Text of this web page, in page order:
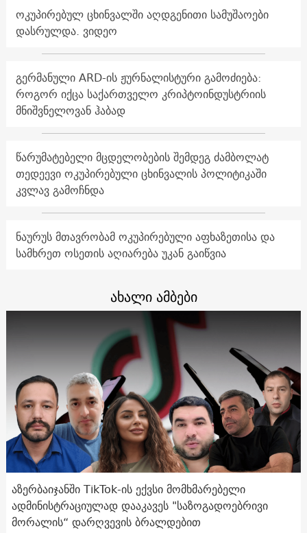
ოკუპირებულ ცხინვალში აღდგენითი სამუშაოები
დასრულდა. ვიდეო
გერმანული ARD-ის ჟურნალისტური გამოძიება:
როგორ იქცა საქართველო კრიპტოინდუსტრიის
მნიშვნელოვან ჰაბად
წარუმატებელი მცდელობების შემდეგ ძამბოლატ
თედეევი ოკუპირებული ცხინვალის პოლიტიკაში
კვლავ გამოჩნდა
ნაურუს მთავრობამ ოკუპირებული აფხაზეთისა და
სამხრეთ ოსეთის აღიარება უკან გაიწვია
ახალი ამბები
აზერბაიჯანში TikTok-ის ექვსი მომხმარებელი
ადმინისტრაციულად დააკავეს "საზოგადოებრივი
მორალის“ დარღვევის ბრალდებით